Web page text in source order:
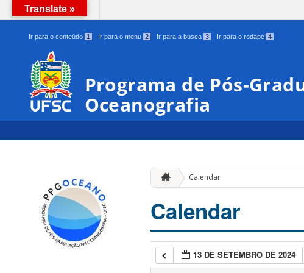
BRASIL
Ir para o conteúdo 1 Ir para o menu 2 Ir para a busca 3 Ir para o rodapé 4
Programa de Pós-
Oceanografia
Calendar
Calendar
13 DE SETEMBRO DE 2024
Translate »